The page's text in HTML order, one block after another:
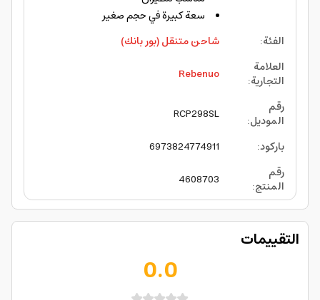
سعة كبيرة في حجم صغير
الفئة:
شاحن متنقل (بور بانك)
العلامة
التجارية:
Rebenuo
رقم
الموديل:
RCP298SL
باركود:
6973824774911
رقم
المنتج:
4608703
التقييمات
0.0